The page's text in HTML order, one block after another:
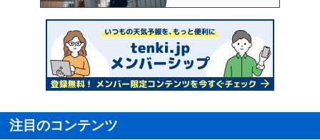
注目のコンテンツ